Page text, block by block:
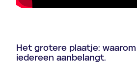
Het grotere plaatje:
iedereen aanbelangt.